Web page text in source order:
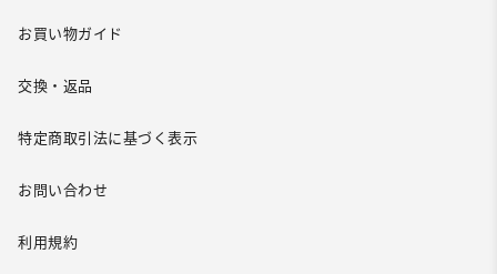
お買い物ガイド
交換・返品
特定商取引法に基づく表示
お問い合わせ
利用規約